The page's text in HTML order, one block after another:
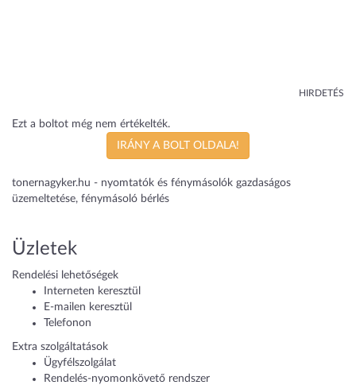
HIRDETÉS
Ezt a boltot még nem értékelték.
IRÁNY A BOLT OLDALA!
tonernagyker.hu - nyomtatók és fénymásolók gazdaságos
üzemeltetése, fénymásoló bérlés
Üzletek
Rendelési lehetőségek
Interneten keresztül
E-mailen keresztül
Telefonon
Extra szolgáltatások
Ügyfélszolgálat
Rendelés-nyomonkövető rendszer